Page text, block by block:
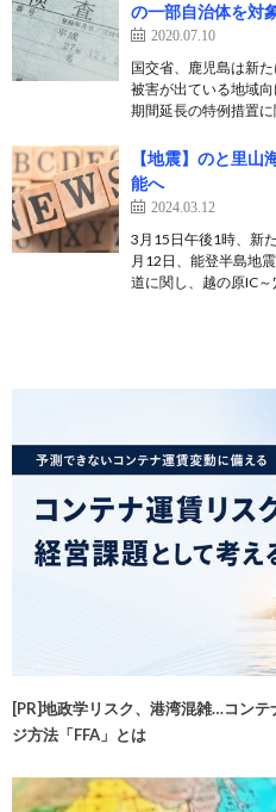
の一部自治体を対
2020.07.10
国交省、鹿児島は新
被害が出ている地域
期間延長の特例措置
【地震】のと里
能へ
2024.03.12
3月15日午後1時、新
月12日、能登半島地
道に関し、越の原IC
[PR]地政学リスク、港湾混雑…コン
ジ方法「FFA」とは